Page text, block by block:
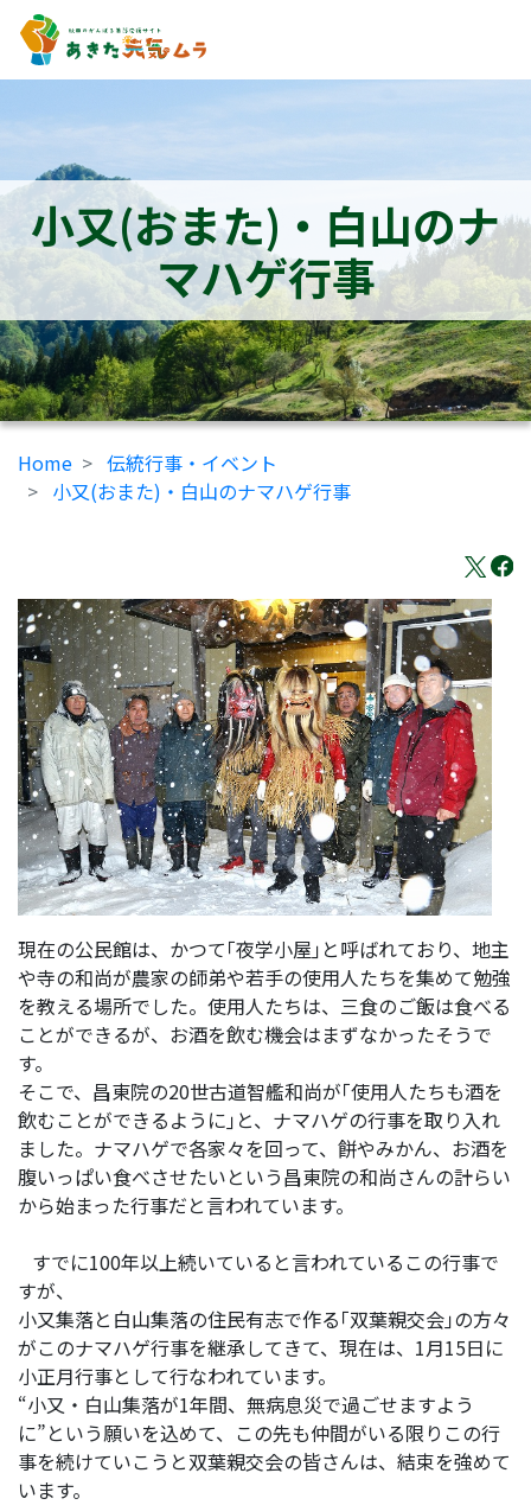
小又(おまた)・白山のナ
マハゲ行事
Home
伝統行事・イベント
小又(おまた)・白山のナマハゲ行事
現在の公民館は、かつて｢夜学小屋｣と呼ばれており、地主
や寺の和尚が農家の師弟や若手の使用人たちを集めて勉強
を教える場所でした。使用人たちは、三食のご飯は食べる
ことができるが、お酒を飲む機会はまずなかったそうで
す。
そこで、昌東院の20世古道智艦和尚が｢使用人たちも酒を
飲むことができるように｣と、ナマハゲの行事を取り入れ
ました。ナマハゲで各家々を回って、餅やみかん、お酒を
腹いっぱい食べさせたいという昌東院の和尚さんの計らい
から始まった行事だと言われています。
すでに100年以上続いていると言われているこの行事で
すが、
小又集落と白山集落の住民有志で作る｢双葉親交会｣の方々
がこのナマハゲ行事を継承してきて、現在は、1月15日に
小正月行事として行なわれています。
“小又・白山集落が1年間、無病息災で過ごせますよう
に”という願いを込めて、この先も仲間がいる限りこの行
事を続けていこうと双葉親交会の皆さんは、結束を強めて
います。